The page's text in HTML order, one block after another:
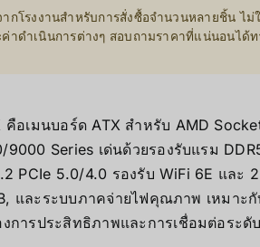
Hardware
Transmitters
GiiKER Puzzle
กโรงงานสำหรับการสั่งซื้อจำนวนหลายชิ้น ไม่
าดำเนินการต่างๆ สอบถามราคาที่แน่นอนได้ท
คือเมนบอร์ด ATX สำหรับ AMD
Series เด่นด้วยรองรับแรม
PCIe 5.0/4.0 รองรับ WiFi 6E และ
และระบบภาคจ่ายไฟคุณภาพ เหมาะ
การประสิทธิภาพและการเชื่อมต่อระดั